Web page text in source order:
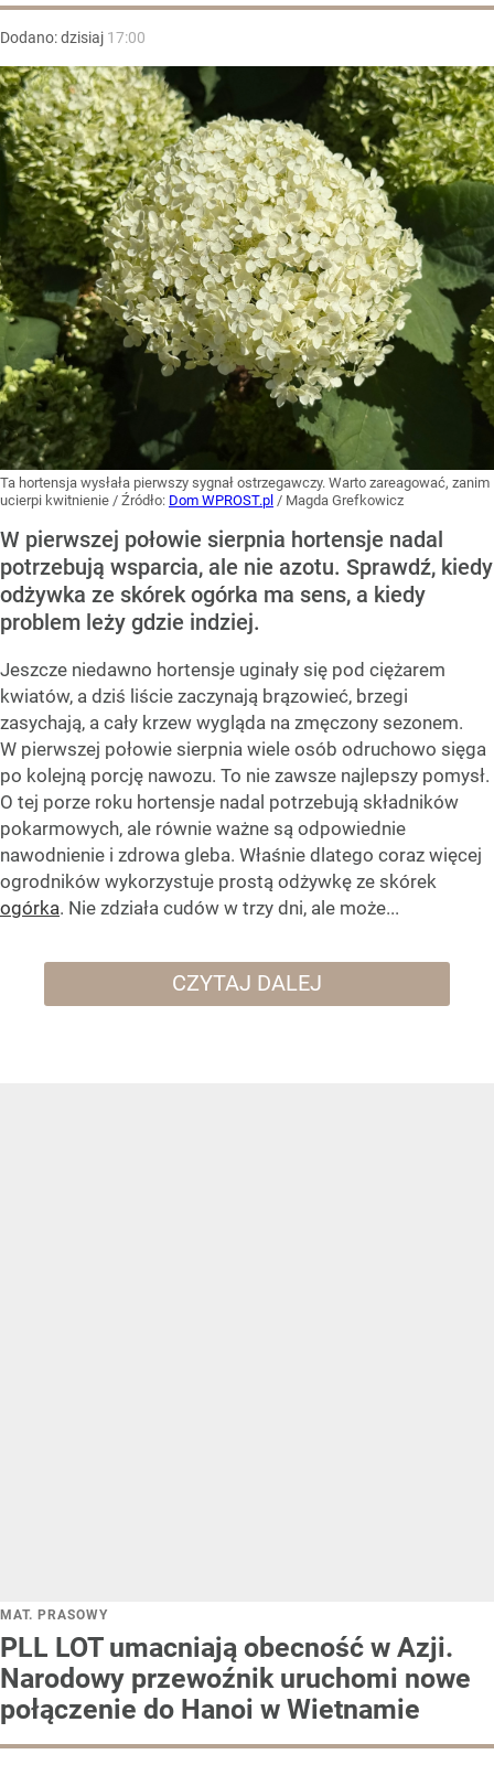
Dodano:dzisiaj 17:00
Ta hortensja wysłała pierwszy sygnał ostrzegawczy. Warto zareagować, zanim
ucierpi kwitnienie / Źródło: Dom WPROST.pl / Magda Grefkowicz
W pierwszej połowie sierpnia hortensje nadal
potrzebują wsparcia, ale nie azotu. Sprawdź, kiedy
odżywka ze skórek ogórka ma sens, a kiedy
problem leży gdzie indziej.
Jeszcze niedawno hortensje uginały się pod ciężarem
kwiatów, a dziś liście zaczynają brązowieć, brzegi
zasychają, a cały krzew wygląda na zmęczony sezonem.
W pierwszej połowie sierpnia wiele osób odruchowo sięga
po kolejną porcję nawozu. To nie zawsze najlepszy pomysł.
O tej porze roku hortensje nadal potrzebują składników
pokarmowych, ale równie ważne są odpowiednie
nawodnienie i zdrowa gleba. Właśnie dlatego coraz więcej
ogrodników wykorzystuje prostą odżywkę ze skórek
ogórka. Nie zdziała cudów w trzy dni, ale może...
CZYTAJ DALEJ
MAT. PRASOWY
PLL LOT umacniają obecność w Azji.
Narodowy przewoźnik uruchomi nowe
połączenie do Hanoi w Wietnamie